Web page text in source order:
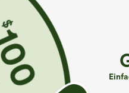
€26,95 EUR €31,95 EUR
Kaufen Sie 2 Stück für 52,62
€ oder 4 Stück für 105,24 €.
Halara Flex™ Dehnbare
Stoffhose mit hohem Bund,
Waffelmuster, Seitentaschen
und weitem Bein